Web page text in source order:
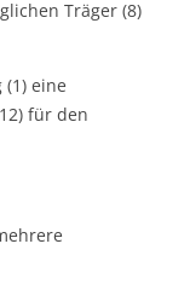
Träger (8)
eine
für den